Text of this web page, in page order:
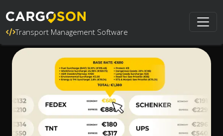
Transport Management Software